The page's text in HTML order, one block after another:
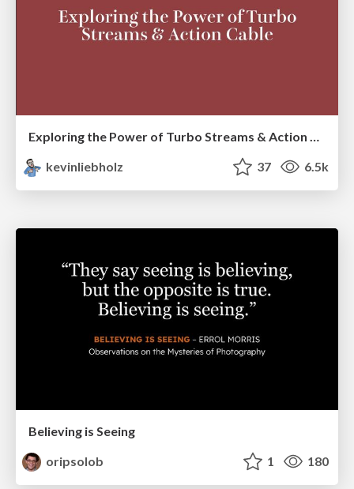
Exploring the Power of Turbo Streams & Action Cable | RailsConf2023
kevinliebholz
37 6.5k
Believing is Seeing
oripsolob
1 180